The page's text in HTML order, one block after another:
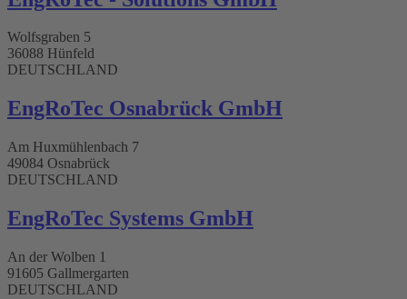
Wolfsgraben 5
36088 Hünfeld
DEUTSCHLAND
EngRoTec Osnabrück GmbH​
Am Huxmühlenbach 7
49084 Osnabrück
DEUTSCHLAND
EngRoTec Systems GmbH​
An der Wolben 1
91605 Gallmergarten
DEUTSCHLAND